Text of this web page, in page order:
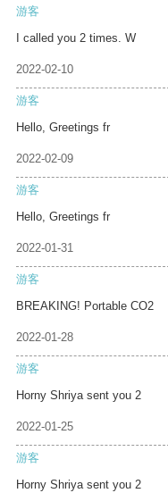
游客
I called you 2 times. W
2022-02-10
游客
Hello, Greetings fr
2022-02-09
游客
Hello, Greetings fr
2022-01-31
游客
BREAKING! Portable CO2
2022-01-28
游客
Horny Shriya sent you 2
2022-01-25
游客
Horny Shriya sent you 2